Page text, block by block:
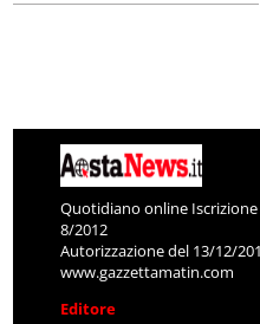
Quotidiano online
8/2012
Autorizzazione del 13/12/
www.gazzettamatin.com
Editore